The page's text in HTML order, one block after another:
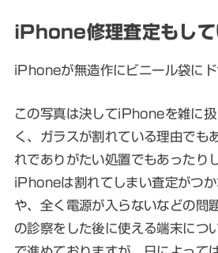
iPhone修理査定もして
iPhoneが無造作にビニール袋にド
この写真は決してiPhoneを雑に
く、ガラスが割れている理由でも
れでありがたい処置でもあったり
iPhoneは割れてしまい査定がつ
や、全く電源が入らないなどの問
の診察をした後に使える端末につ